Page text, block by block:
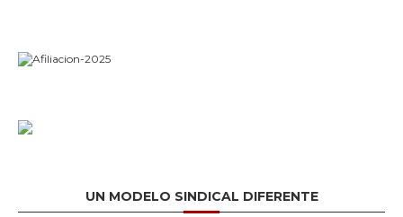
UN MODELO SINDICAL DIFERENTE